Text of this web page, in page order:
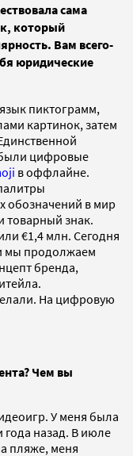
сама
который
Вам всего-
юридические
пиктограмм,
картинок, затем
цифровые
в оффлайне.
обозначений в мир
товарный знак.
€1,4 млн. Сегодня
мы продолжаем
бренда,
На цифровую
Чем вы
У меня была
года назад. В июле
пляже, меня